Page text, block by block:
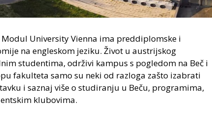
University Vienna ima preddiplomske i
na engleskom jeziku. Život u austrijskog
studentima, održivi kampus s pogledom na Beč i
fakulteta samo su neki od razloga zašto izabrati
i saznaj više o studiranju u Beču, programima,
klubovima.